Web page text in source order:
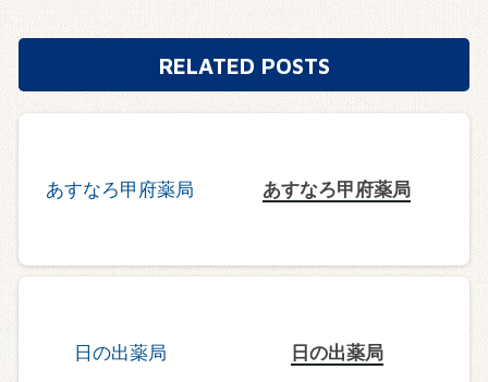
RELATED POSTS
あすなろ甲府薬局
日の出薬局